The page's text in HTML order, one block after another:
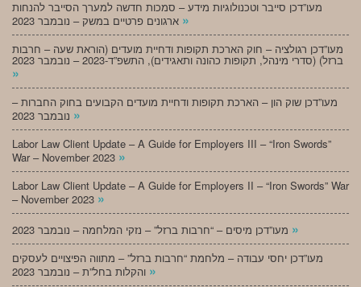
מעו”דכן סייבר וטכנולוגיות מידע – סמכות חדשה למערך הסייבר להנחות
»
מעו”דכן רגולציה – חוק הארכת תקופות ודחיית מועדים (הוראת שעה – חרבות
ברזל) (סדרי מינהל, תקופות כהונה ותאגידים), התשפ”ד-2023 – נובמבר 2023
»
מעו”דכן שוק הון – הארכת תקופות ודחיית מועדים הקבועים בחוק החברות –
»
Labor Law Client Update – A Guide for Employers III – “Iron Swords”
War – November 2023 »
Labor Law Client Update – A Guide for Employers II – “Iron Swords” War
– November 2023 »
»
מעו”דכן יחסי עבודה – מלחמת “חרבות ברזל” – מתווה הפיצויים לעסקים
»